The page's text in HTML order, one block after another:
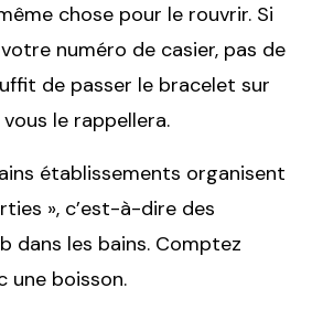
chose pour le rouvrir. Si
numéro de casier, pas de
de passer le bracelet sur
le rappellera.
établissements organisent
», c’est-à-dire des
dans les bains. Comptez
une boisson.